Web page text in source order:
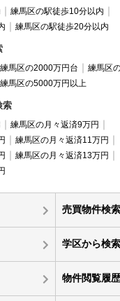
練馬区の駅徒歩10分以内
練馬区の駅徒歩20分以内
練馬区の2000万円台
練馬区
練馬区の5000万円以上
索
練馬区の月々返済9万円
練馬区の月々返済11万円
練馬区の月々返済13万円
売買物件検索
学区から検索
物件閲覧履歴